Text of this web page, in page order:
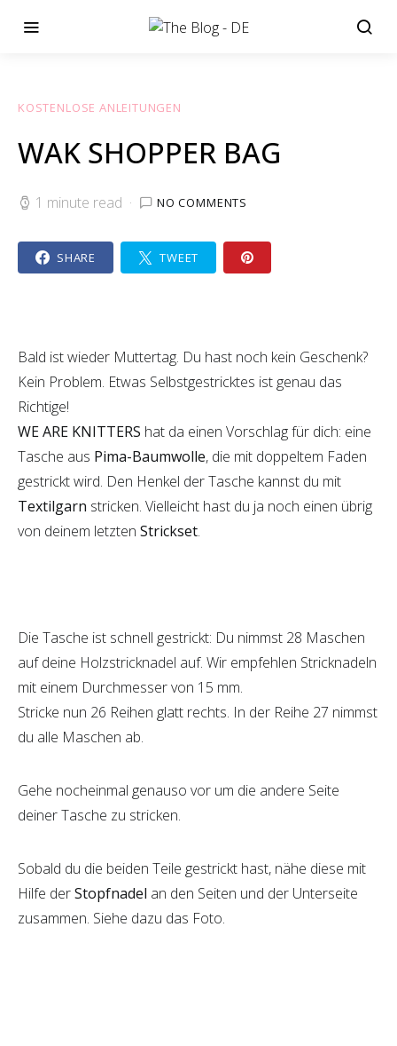
KOSTENLOSE ANLEITUNGEN
WAK SHOPPER BAG
1 minute read NO COMMENTS
SHARE TWEET
Bald ist wieder Muttertag. Du hast noch kein Geschenk?
Kein Problem. Etwas Selbstgestricktes ist genau das
Richtige!
WE ARE KNITTERS hat da einen Vorschlag für dich: eine
Tasche aus Pima-Baumwolle, die mit doppeltem Faden
gestrickt wird. Den Henkel der Tasche kannst du mit
Textilgarn stricken. Vielleicht hast du ja noch einen übrig
von deinem letzten Strickset.
Die Tasche ist schnell gestrickt: Du nimmst 28 Maschen
auf deine Holzstricknadel auf. Wir empfehlen Stricknadeln
mit einem Durchmesser von 15 mm.
Stricke nun 26 Reihen glatt rechts. In der Reihe 27 nimmst
du alle Maschen ab.
Gehe nocheinmal genauso vor um die andere Seite
deiner Tasche zu stricken.
Sobald du die beiden Teile gestrickt hast, nähe diese mit
Hilfe derStopfnadel an den Seiten und der Unterseite
zusammen. Siehe dazu das Foto.